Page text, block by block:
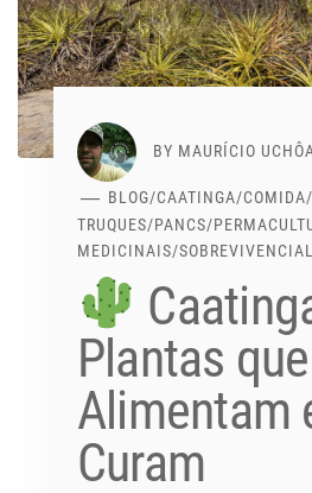
BY MAURÍCIO
BLOG/CAATINGA/COMIDA/
TRUQUES/PANCS/
MEDICINAIS/
Plantas que
Alimentam
Curam